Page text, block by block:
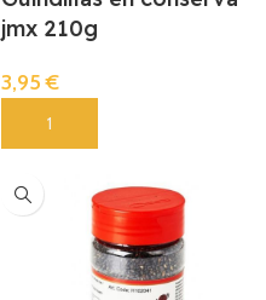
jmx 210g
3,95€
Añadir